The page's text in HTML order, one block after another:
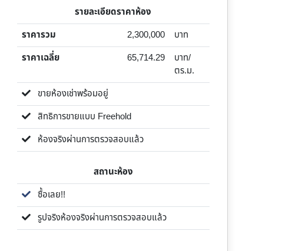
รายละเอียดราคาห้อง
ราคารวม
2,300,000
บาท
ราคาเฉลี่ย
65,714.29
บาท/
ตร.ม.
ขายห้องเช่าพร้อมอยู่
สิทธิการขายแบบ Freehold
ห้องจริงผ่านการตรวจสอบแล้ว
สถานะห้อง
ซื้อเลย!!
รูปจริงห้องจริงผ่านการตรวจสอบแล้ว